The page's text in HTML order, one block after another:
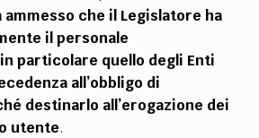
ammesso che il Legislatore ha
il personale
particolare quello degli Enti
all’obbligo di
destinarlo all’erogazione dei
utente.